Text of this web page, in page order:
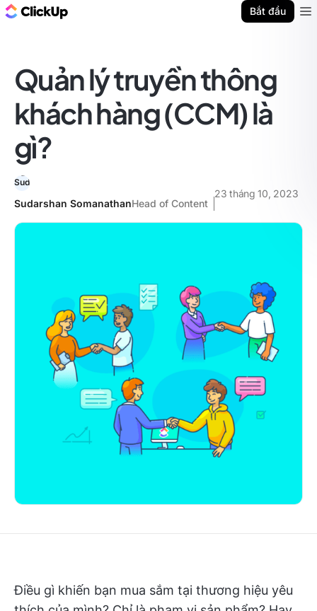
Bắt đầu
Quản lý truyền thông
khách hàng (CCM) là
gì?
Sudarshan SomanathanHead of Content
23 tháng 10, 2023
Điều gì khiến bạn mua sắm tại thương hiệu yêu